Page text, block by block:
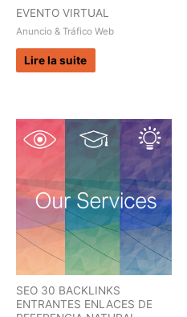
EVENTO VIRTUAL
Anuncio & Tráfico Web
Lire la suite
SEO 30 BACKLINKS
ENTRANTES ENLACES DE